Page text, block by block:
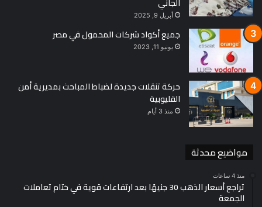
أبريل 9, 2025
جميع أكواد شركات المحمول في مصر
يونيو 11, 2023
حركة تنقلات جديدة لضباط المباحث بمديرية أمن
القليوبية
منذ 3 أيام
مواضيع محدثة
منذ 4 ساعات
تراجع أسعار الذهب 30 جنيهًا بعد ارتفاعات قوية في ختام تعاملات
الجمعة